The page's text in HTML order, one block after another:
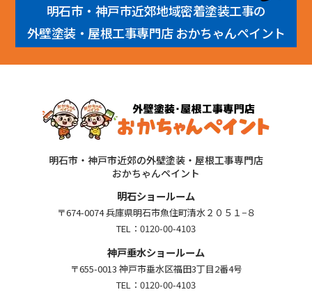
明石市・神戸市近郊地域密着塗装工事の
外壁塗装・屋根工事専門店 おかちゃんペイント
明石市・神戸市近郊の外壁塗装・屋根工事専門店
おかちゃんペイント
明石ショールーム
〒674-0074 兵庫県明石市魚住町清水２０５１−８
TEL： 0120-00-4103
神戸垂水ショールーム
〒655-0013 神戸市垂水区福田3丁目2番4号
TEL： 0120-00-4103